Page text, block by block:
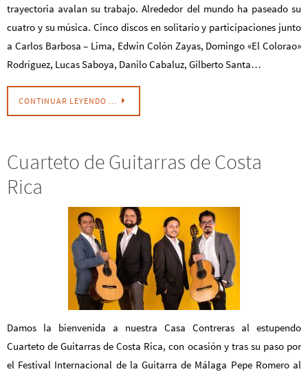
trayectoria avalan su trabajo. Alrededor del mundo ha paseado su
cuatro y su música. Cinco discos en solitario y participaciones junto
a Carlos Barbosa – Lima, Edwin Colón Zayas, Domingo «El Colorao»
Rodríguez, Lucas Saboya, Danilo Cabaluz, Gilberto Santa…
CONTINUAR LEYENDO …
Cuarteto de Guitarras de Costa
Rica
Damos la bienvenida a nuestra Casa Contreras al estupendo
Cuarteto de Guitarras de Costa Rica, con ocasión y tras su paso por
el Festival Internacional de la Guitarra de Málaga Pepe Romero al